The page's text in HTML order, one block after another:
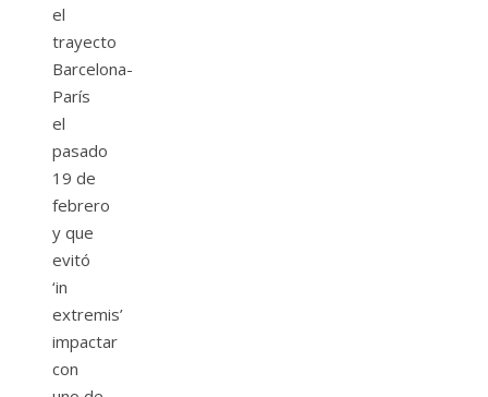
el
trayecto
Barcelona-
París
el
pasado
19 de
febrero
y que
evitó
‘in
extremis’
impactar
con